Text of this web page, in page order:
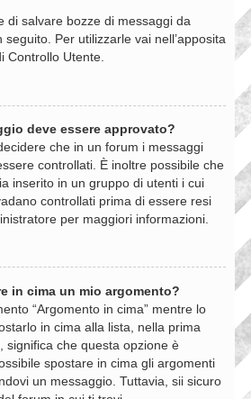
di salvare bozze di messaggi da
Per utilizzarle vai nell’apposita
Controllo Utente.
deve essere approvato?
che in un forum i messaggi
controllati. È inoltre possibile che
inserito in un gruppo di utenti i cui
controllati prima di essere resi
per maggiori informazioni.
in cima un mio argomento?
“Argomento in cima” mentre lo
in cima alla lista, nella prima
significa che questa opzione è
spostare in cima gli argomenti
un messaggio. Tuttavia, sii sicuro